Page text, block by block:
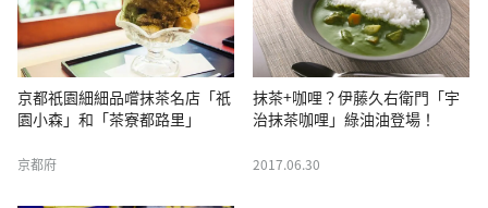
京都祇園細細品嚐抹茶名店「祇
園小森」和「茶寮都路里」
京都府
抹茶+咖哩？伊藤久右衛門「宇
治抹茶咖哩」綠油油登場！
2017.06.30